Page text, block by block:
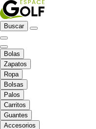
Buscar
Bolas
Zapatos
Ropa
Bolsas
Palos
Carritos
Guantes
Accesorios